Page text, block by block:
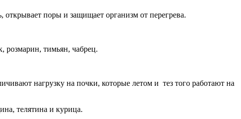
поры и защищает организм от перегрева.
розмарин, тимьян, чабрец.
нагрузку на почки, которые летом и тез того работают на
телятина и курица.